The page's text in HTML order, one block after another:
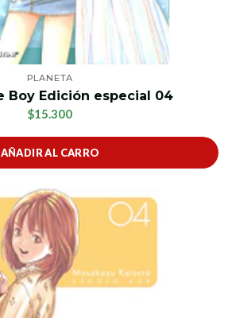
PLANETA
Boy Edición especial 04
$15.300
AÑADIR AL CARRO